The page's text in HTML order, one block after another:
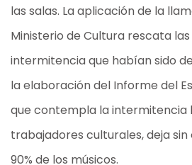
las salas. La aplicación de la
Ministerio de Cultura rescata
intermitencia que habían sido
la elaboración del Informe del
que contempla la intermitencia
trabajadores culturales, deja
90% de los músicos.